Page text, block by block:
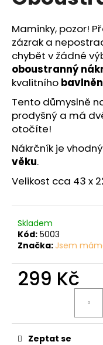
z
5
hvězdiček.
Maminky, pozor!
zázrak a
chybět v žádné
oboustranný
kvalitního
Tento důmyslně
prodyšný a má
otočíte!
Nákrčník je vhodný
věku.
Velikost cca 43 x
Skladem
Kód: 5003
Značka: Jsem
299 Kč
Zeptat se
j
e
m
e